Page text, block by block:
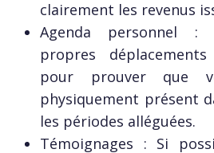
clairement les revenus
Agenda personnel :
propres
pour prouver que
physiquement présent
les périodes alléguées.
Témoignages : Si